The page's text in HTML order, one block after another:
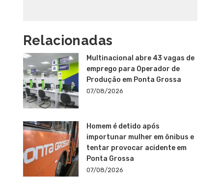
Relacionadas
Multinacional abre 43 vagas de
emprego para Operador de
Produção em Ponta Grossa
07/08/2026
Homem é detido após
importunar mulher em ônibus e
tentar provocar acidente em
Ponta Grossa
07/08/2026